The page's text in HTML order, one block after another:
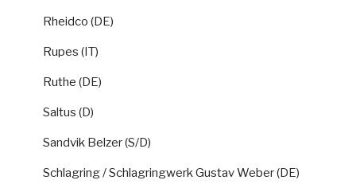
Rheidco (DE)
Rupes (IT)
Ruthe (DE)
Saltus (D)
Sandvik Belzer (S/D)
Schlagring / Schlagringwerk Gustav Weber (DE)